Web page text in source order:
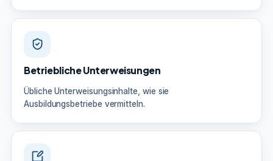
Betriebliche Unterweisungen
Übliche Unterweisungsinhalte, wie sie
Ausbildungsbetriebe vermitteln.